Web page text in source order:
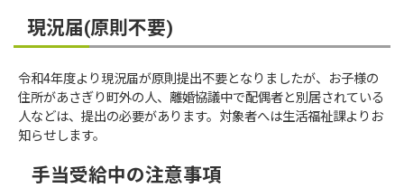
現況届(原則不要)
令和4年度より現況届が原則提出不要となりましたが、お子様の
住所があさぎり町外の人、離婚協議中で配偶者と別居されている
人などは、提出の必要があります。対象者へは生活福祉課よりお
知らせします。
手当受給中の注意事項